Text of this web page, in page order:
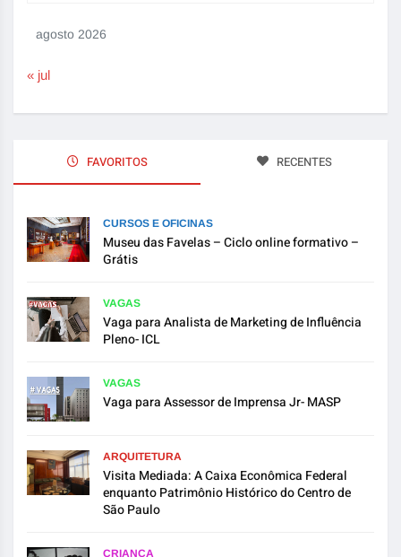
agosto 2026
« jul
FAVORITOS RECENTES
CURSOS E OFICINAS
Museu das Favelas – Ciclo online formativo –
Grátis
VAGAS
Vaga para Analista de Marketing de Influência
Pleno- ICL
VAGAS
Vaga para Assessor de Imprensa Jr- MASP
ARQUITETURA
Visita Mediada: A Caixa Econômica Federal
enquanto Patrimônio Histórico do Centro de
São Paulo
CRIANÇA